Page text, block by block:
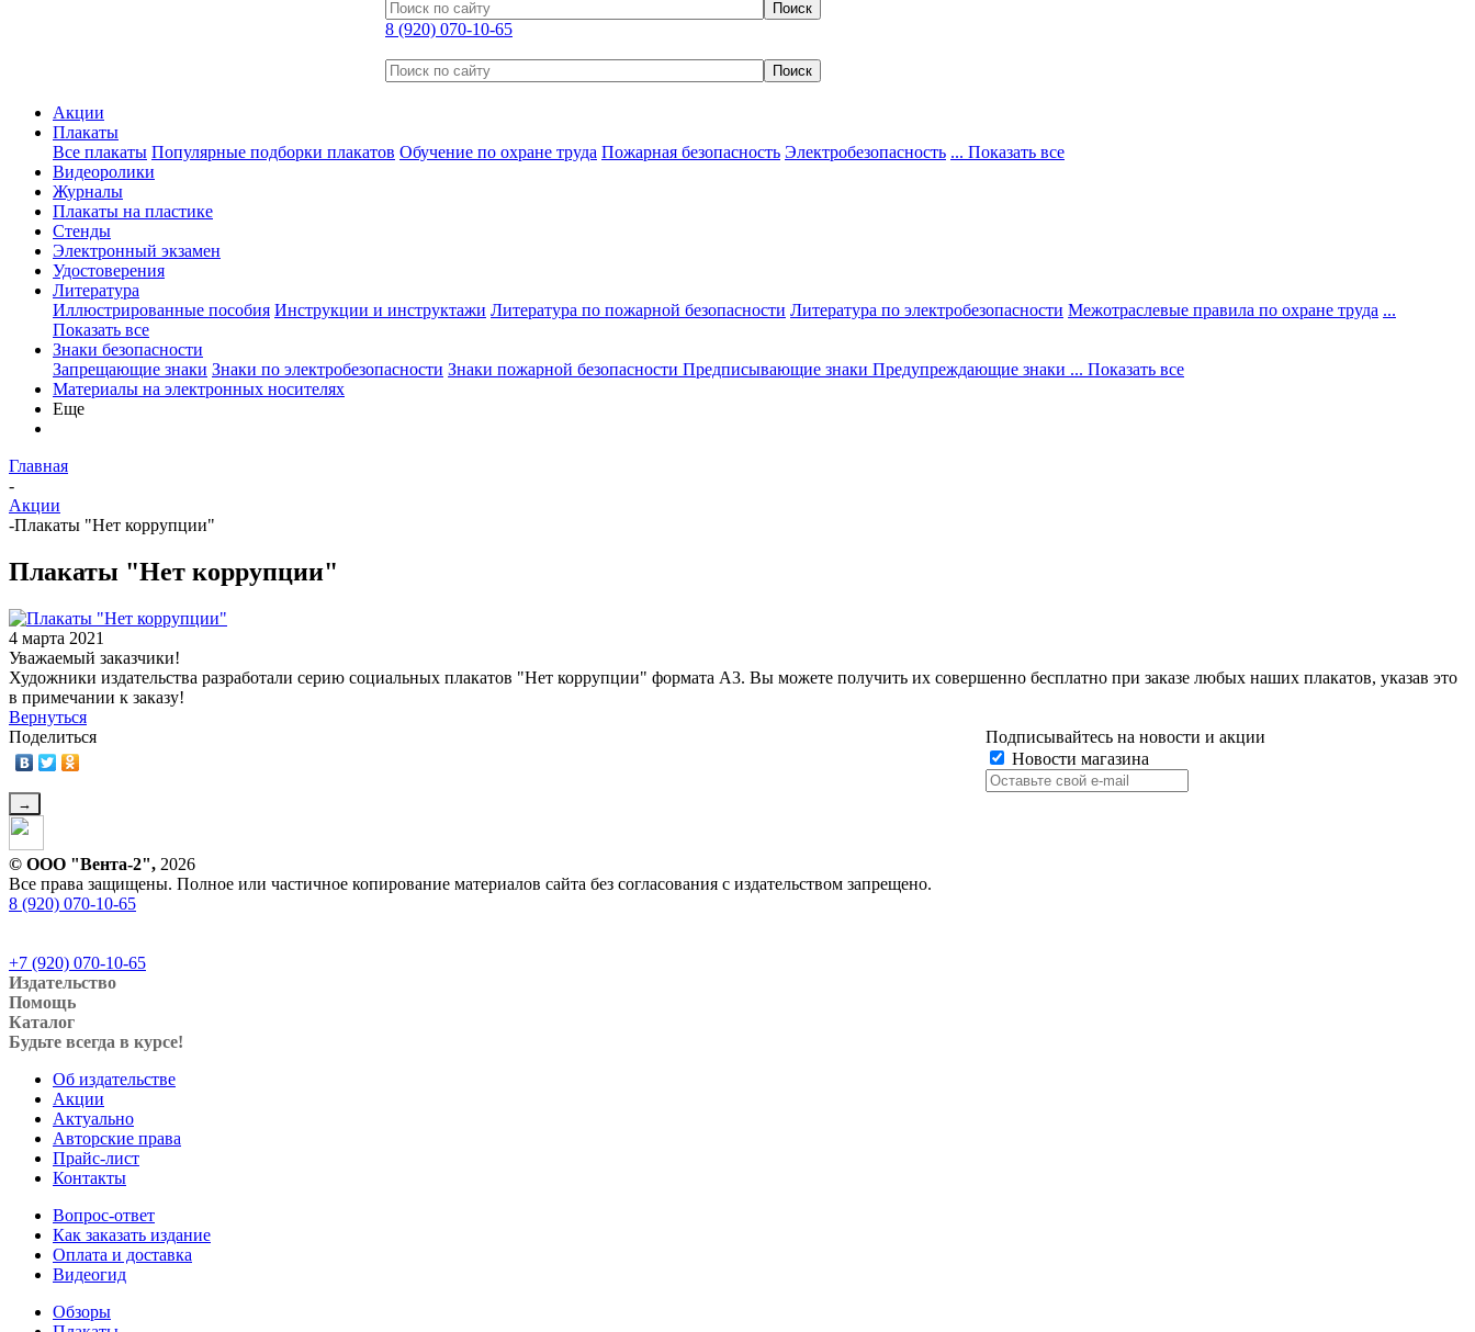
8 (920) 070-10-65
Акции
Плакаты
Все плакаты Популярные подборки плакатов Обучение по охране труда Пожарная безопасность Электробезопасность ... Показать все
Видеоролики
Журналы
Плакаты на пластике
Стенды
Электронный экзамен
Удостоверения
Литература
Иллюстрированные пособия Инструкции и инструктажи Литература по пожарной безопасности Литература по электробезопасности Межотраслевые правила по охране труда ...
Показать все
Знаки безопасности
Запрещающие знаки Знаки по электробезопасности Знаки пожарной безопасности Предписывающие знаки Предупреждающие знаки ... Показать все
Материалы на электронных носителях
Еще
Главная
-
Акции
-Плакаты "Нет коррупции"
Плакаты "Нет коррупции"
4 марта 2021
Уважаемый заказчики!
Художники издательства разработали серию социальных плакатов "Нет коррупции" формата А3. Вы можете получить их совершенно бесплатно при заказе любых наших плакатов, указав это
в примечании к заказу!
Вернуться
Поделиться
Подписывайтесь на новости и акции
Новости магазина
© ООО "Вента-2", 2026
Все права защищены. Полное или частичное копирование материалов сайта без согласования с издательством запрещено.
8 (920) 070-10-65
+7 (920) 070-10-65
Издательство
Помощь
Каталог
Будьте всегда в курсе!
Об издательстве
Акции
Актуально
Авторские права
Прайс-лист
Контакты
Вопрос-ответ
Как заказать издание
Оплата и доставка
Видеогид
Обзоры